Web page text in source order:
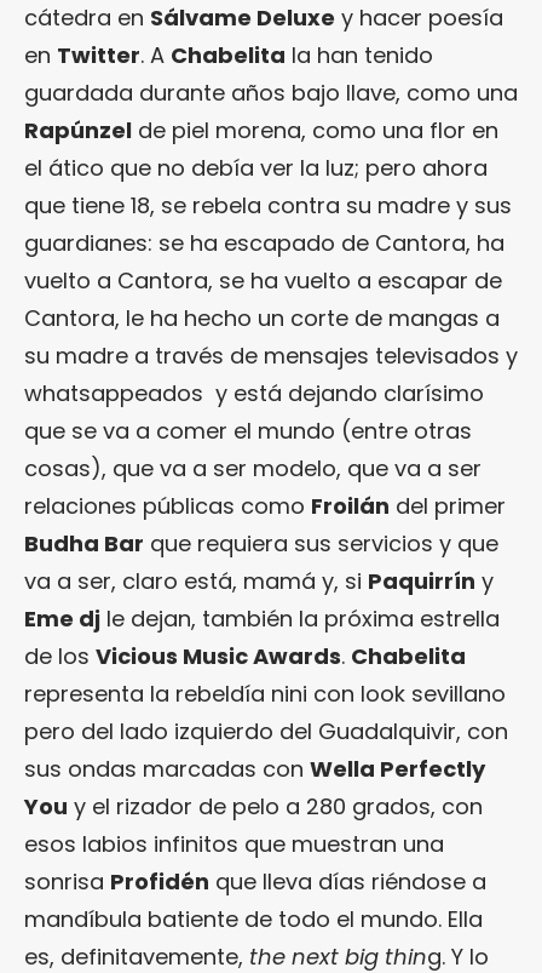
cátedra en Sálvame Deluxe y hacer poesía
en Twitter. A Chabelita la han tenido
guardada durante años bajo llave, como una
Rapúnzel de piel morena, como una flor en
el ático que no debía ver la luz; pero ahora
que tiene 18, se rebela contra su madre y sus
guardianes: se ha escapado de Cantora, ha
vuelto a Cantora, se ha vuelto a escapar de
Cantora, le ha hecho un corte de mangas a
su madre a través de mensajes televisados y
whatsappeados y está dejando clarísimo
que se va a comer el mundo (entre otras
cosas), que va a ser modelo, que va a ser
relaciones públicas como Froilán del primer
Budha Bar que requiera sus servicios y que
va a ser, claro está, mamá y, si Paquirrín y
Eme dj le dejan, también la próxima estrella
de los Vicious Music Awards. Chabelita
representa la rebeldía nini con look sevillano
pero del lado izquierdo del Guadalquivir, con
sus ondas marcadas con Wella Perfectly
You y el rizador de pelo a 280 grados, con
esos labios infinitos que muestran una
sonrisa Profidén que lleva días riéndose a
mandíbula batiente de todo el mundo. Ella
es, definitavemente, the next big thing. Y lo